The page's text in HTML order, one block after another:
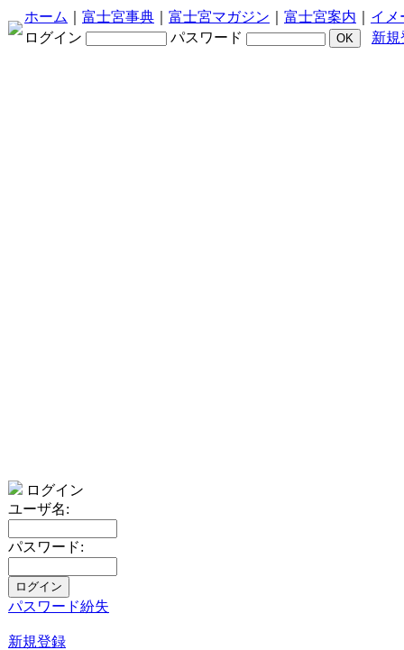
ホーム 富士宮事典 富士宮マガジン 富士宮案内
イメ
ログイン
パスワード 新規
ログイン
ユーザ名:
パスワード:
パスワード紛失
新規登録